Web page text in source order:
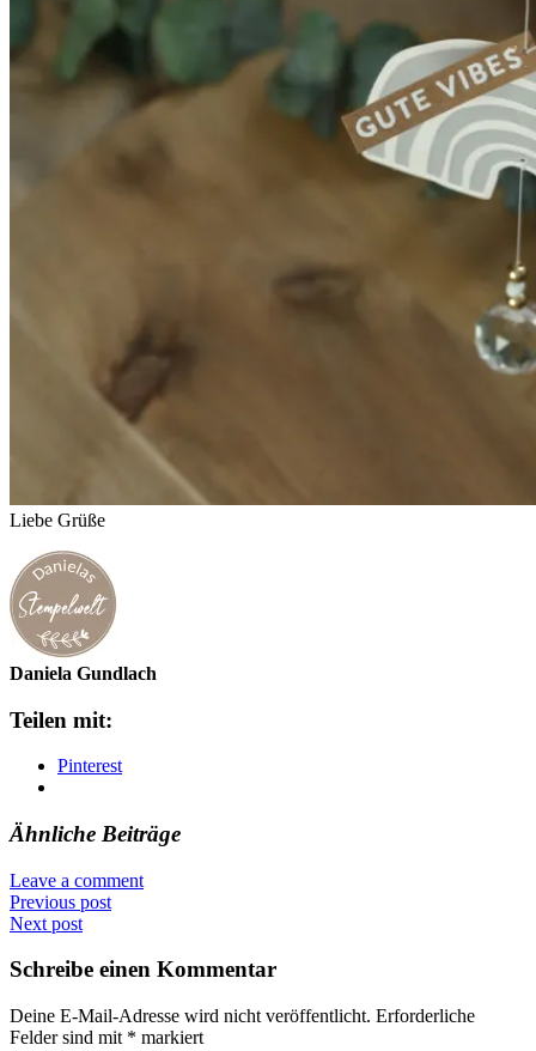
Liebe Grüße
Daniela Gundlach
Teilen mit:
Pinterest
Ähnliche Beiträge
Leave a comment
Previous post
Next post
Schreibe einen Kommentar
Deine E-Mail-Adresse wird nicht veröffentlicht. Erforderliche
Felder sind mit * markiert